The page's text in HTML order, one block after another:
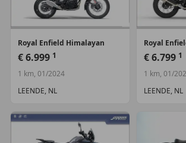
Royal Enfield Himalayan
€ 6.999 1
1 km, 01/2024
LEENDE, NL
Royal
€ 6.799 1
1 km, 01/
LEENDE, NL